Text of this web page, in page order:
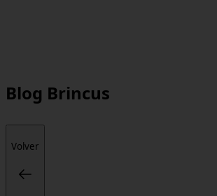
Blog Brincus
Volver